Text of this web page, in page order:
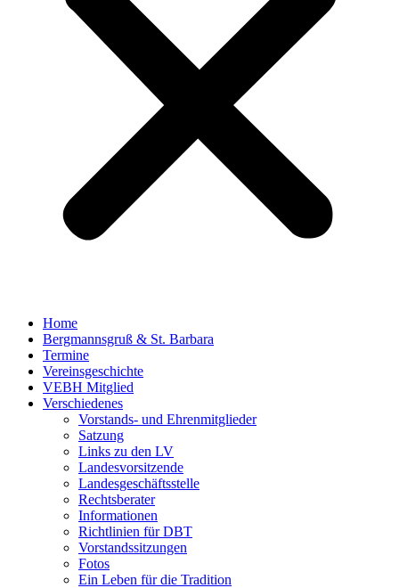
Home
Bergmannsgruß & St. Barbara
Termine
Vereinsgeschichte
VEBH Mitglied
Verschiedenes
Vorstands- und Ehrenmitglieder
Satzung
Links zu den LV
Landesvorsitzende
Landesgeschäftsstelle
Rechtsberater
Informationen
Richtlinien für DBT
Vorstandssitzungen
Fotos
Ein Leben für die Tradition